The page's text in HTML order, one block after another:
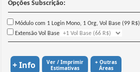
Opções Subscrição:
Módulo com 1 Login Mono, 1 Org, Vol Base (99 R$)
Extensão Vol Base
+ Info
Ver / Imprimir
Estimativas
+ Outras
Áreas